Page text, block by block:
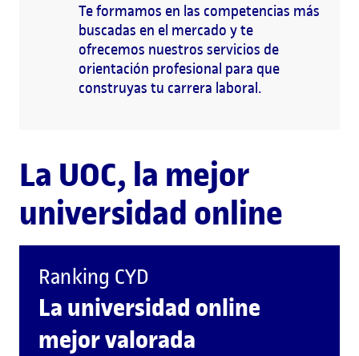
Te formamos en las competencias más
buscadas en el mercado y te
ofrecemos nuestros servicios de
orientación profesional para que
construyas tu carrera laboral.
La UOC, la mejor
universidad online
Ranking CYD
La universidad online
mejor valorada